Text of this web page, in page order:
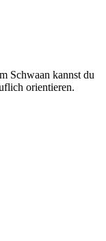
Schwaan kannst du
orientieren.